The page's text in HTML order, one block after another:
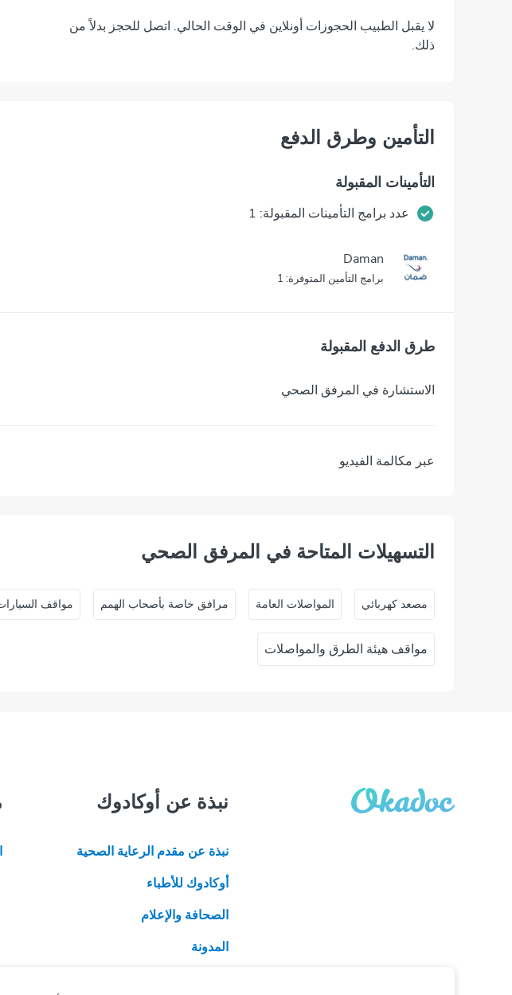
لا يقبل الطبيب الحجوزات أونلاين في الوقت الحالي. اتصل للحجز بدلاً من
ذلك.
التأمين وطرق الدفع
التأمينات المقبولة
عدد برامج التأمينات المقبولة: 1
Daman
برامج التأمين المتوفرة: 1
طرق الدفع المقبولة
الاستشارة في المرفق الصحي
عبر مكالمة الفيديو
التسهيلات المتاحة في المرفق الصحي
ﻣﺼﻌﺪ ﻛﻬﺮﺑﺎﺋﻲ المواصلات العامة مرافق خاصة بأصحاب الهمم مواقف
مواقف هيئة الطرق والمواصلات
نبذة عن أوكادوك
نبذة عن مقدم الرعاية الصحية
أوكادوك للأطباء
الصحافة والإعلام
المدونة